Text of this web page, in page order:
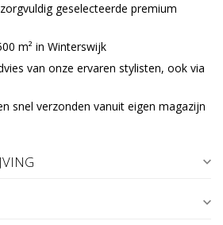
geselecteerde premium
m² in Winterswijk
van onze ervaren stylisten, ook via
snel verzonden vanuit eigen magazijn